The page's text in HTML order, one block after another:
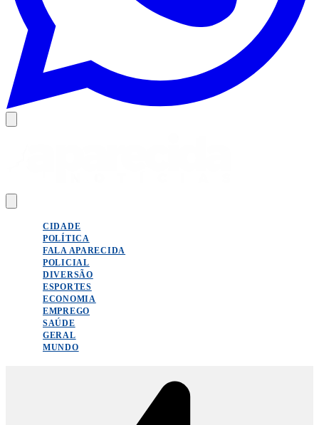
CIDADE
POLÍTICA
FALA APARECIDA
POLICIAL
DIVERSÃO
ESPORTES
ECONOMIA
EMPREGO
SAÚDE
GERAL
MUNDO